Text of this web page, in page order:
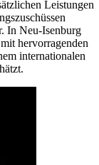
Leistungen
In Neu-Isenburg
hervorragenden
internationalen